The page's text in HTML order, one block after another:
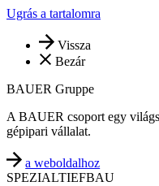
Ugrás a tartalomra
Vissza
Bezár
BAUER Gruppe
A BAUER csoport egy
gépipari vállalat.
a weboldalhoz
SPEZIALTIEFBAU